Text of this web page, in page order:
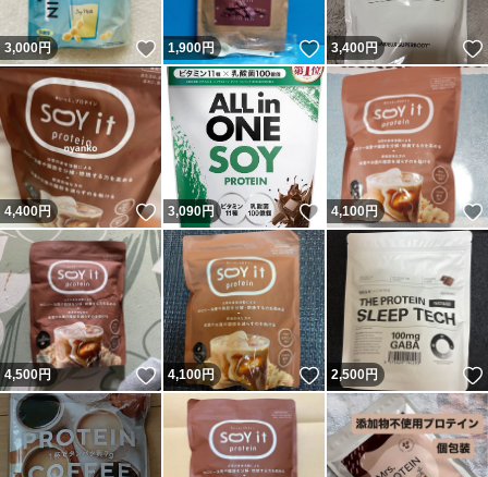
3,000円 いいね！
1,900円 いいね！
3,400円
4,400円 いいね！
3,090円 いいね！
4,100円
4,500円 いいね！
4,100円 いいね！
2,500円